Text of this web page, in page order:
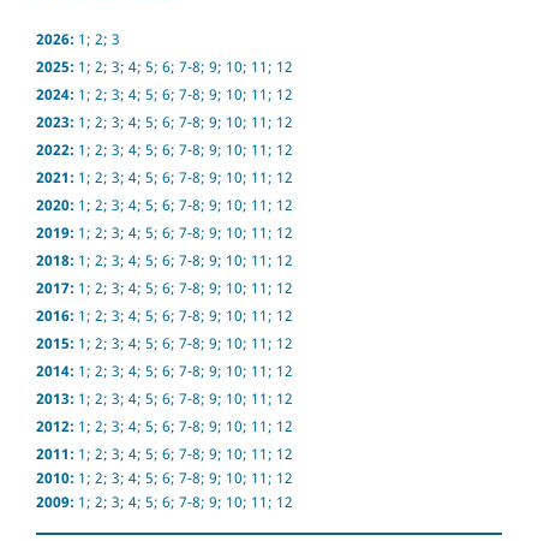
2026: 1; 2; 3
2025: 1; 2; 3; 4; 5; 6; 7-8; 9; 10; 11; 12
2024: 1; 2; 3; 4; 5; 6; 7-8; 9; 10; 11; 12
2023: 1; 2; 3; 4; 5; 6; 7-8; 9; 10; 11; 12
2022: 1; 2; 3; 4; 5; 6; 7-8; 9; 10; 11; 12
2021: 1; 2; 3; 4; 5; 6; 7-8; 9; 10; 11; 12
2020: 1; 2; 3; 4; 5; 6; 7-8; 9; 10; 11; 12
2019: 1; 2; 3; 4; 5; 6; 7-8; 9; 10; 11; 12
2018: 1; 2; 3; 4; 5; 6; 7-8; 9; 10; 11; 12
2017: 1; 2; 3; 4; 5; 6; 7-8; 9; 10; 11; 12
2016: 1; 2; 3; 4; 5; 6; 7-8; 9; 10; 11; 12
2015: 1; 2; 3; 4; 5; 6; 7-8; 9; 10; 11; 12
2014: 1; 2; 3; 4; 5; 6; 7-8; 9; 10; 11; 12
2013: 1; 2; 3; 4; 5; 6; 7-8; 9; 10; 11; 12
2012: 1; 2; 3; 4; 5; 6; 7-8; 9; 10; 11; 12
2011: 1; 2; 3; 4; 5; 6; 7-8; 9; 10; 11; 12
2010: 1; 2; 3; 4; 5; 6; 7-8; 9; 10; 11; 12
2009: 1; 2; 3; 4; 5; 6; 7-8; 9; 10; 11; 12